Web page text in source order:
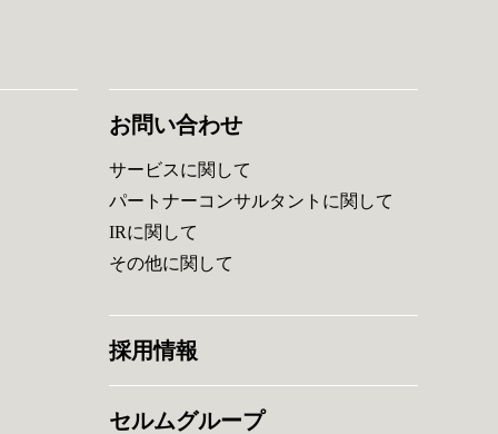
お問い合わせ
サービスに関して
パートナーコンサルタントに関して
IRに関して
その他に関して
採用情報
セルムグループ